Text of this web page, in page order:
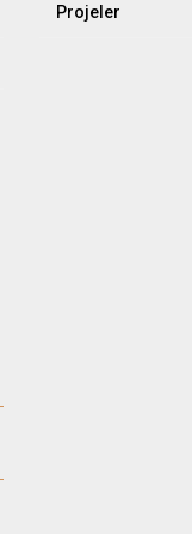
Projeler